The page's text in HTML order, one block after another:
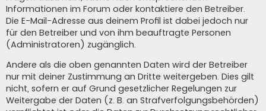
Informationen im Forum oder kontaktiere den Betreiber.
Die E-Mail-Adresse aus deinem Profil ist dabei jedoch nur
für den Betreiber und von ihm beauftragte Personen
(Administratoren) zugänglich.
Andere als die oben genannten Daten wird der Betreiber
nur mit deiner Zustimmung an Dritte weitergeben. Dies gilt
nicht, sofern er auf Grund gesetzlicher Regelungen zur
Weitergabe der Daten (z. B. an Strafverfolgungsbehörden)